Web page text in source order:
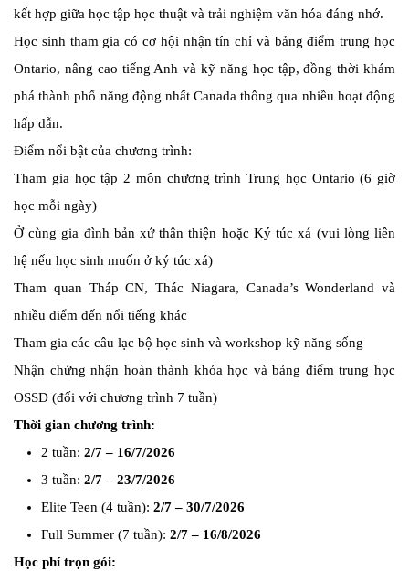
kết hợp giữa học tập học thuật và trải nghiệm văn hóa đáng nhớ.
Học sinh tham gia có cơ hội nhận tín chỉ và bảng điểm trung học
Ontario, nâng cao tiếng Anh và kỹ năng học tập, đồng thời khám
phá thành phố năng động nhất Canada thông qua nhiều hoạt động
hấp dẫn.
Điểm nổi bật của chương trình:
Tham gia học tập 2 môn chương trình Trung học Ontario (6 giờ
học mỗi ngày)
Ở cùng gia đình bản xứ thân thiện hoặc Ký túc xá (vui lòng liên
hệ nếu học sinh muốn ở ký túc xá)
Tham quan Tháp CN, Thác Niagara, Canada’s Wonderland và
nhiều điểm đến nổi tiếng khác
Tham gia các câu lạc bộ học sinh và workshop kỹ năng sống
Nhận chứng nhận hoàn thành khóa học và bảng điểm trung học
OSSD (đối với chương trình 7 tuần)
Thời gian chương trình:
2 tuần: 2/7 – 16/7/2026
3 tuần: 2/7 – 23/7/2026
Elite Teen (4 tuần): 2/7 – 30/7/2026
Full Summer (7 tuần): 2/7 – 16/8/2026
Học phí trọn gói: